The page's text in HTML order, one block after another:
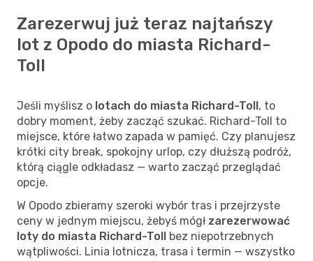
Zarezerwuj już teraz najtańszy
lot z Opodo do miasta Richard-
Toll
Jeśli myślisz o lotach do miasta Richard-Toll, to
dobry moment, żeby zacząć szukać. Richard-Toll to
miejsce, które łatwo zapada w pamięć. Czy planujesz
krótki city break, spokojny urlop, czy dłuższą podróż,
którą ciągle odkładasz — warto zacząć przeglądać
opcje.
W Opodo zbieramy szeroki wybór tras i przejrzyste
ceny w jednym miejscu, żebyś mógł zarezerwować
loty do miasta Richard-Toll bez niepotrzebnych
wątpliwości. Linia lotnicza, trasa i termin — wszystko